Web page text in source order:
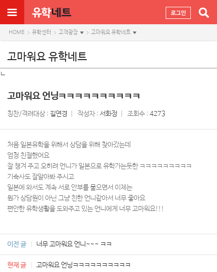
HOME 유학센터 고객광장 고마워요 유학네트
고마워요 유학네트
ㄴ
고마워요 언닝ㅋㅋㅋㅋㅋㅋㅋㅋㅋㅋ
칭찬/격려대상 : 길연경 작성자 : 서화정 조회수 : 4273
처음 일본유학을 위해서 상담을 위해 찾아갔는데
엄청 친절했어요
잘 챙겨 주고 오히려 언니가 일본으로 유학가는듯한 ㅋㅋㅋㅋㅋㅋㅋㅋㅋ
기숙사도 잘알아봐 주시고
일본에 와서도 계속 서로 안부를 물으면서 이제는
뭔가 상담원이 아닌 그냥 친한 언니같아서 너무 좋아요
편안한 유학생활을 도와주고 있는 언니에게 너무 고마워요!!!
이전 글 너무 고마워요 언니~~~ ㅋㅋ
현재 글 고마워요 언닝ㅋㅋㅋㅋㅋㅋㅋㅋㅋㅋ